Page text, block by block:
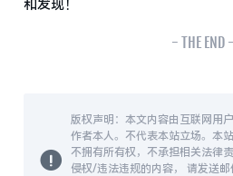
和发现！
- THE END -
版权声明：本文内容由互联网用
作者本人。不代表本站立场。本
不拥有所有权，不承担相关法律
侵权/违法违规的内容， 请发送邮